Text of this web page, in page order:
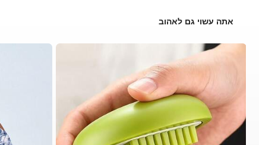
אתה עשוי גם לאהוב